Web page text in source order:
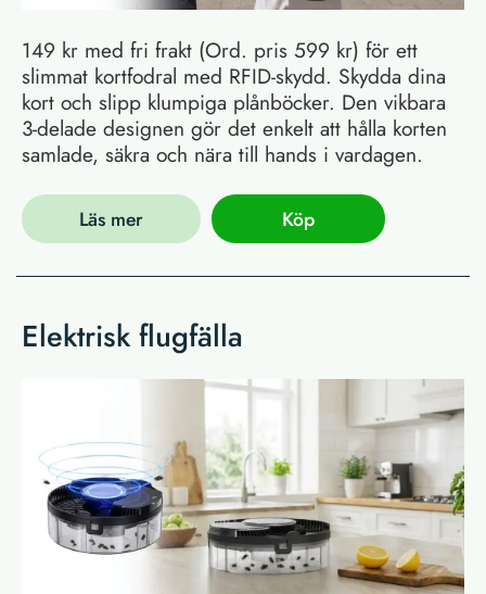
149 kr med fri frakt (Ord. pris 599 kr) för ett
slimmat kortfodral med RFID-skydd. Skydda dina
kort och slipp klumpiga plånböcker. Den vikbara
3-delade designen gör det enkelt att hålla korten
samlade, säkra och nära till hands i vardagen.
Läs mer Köp
Elektrisk flugfälla